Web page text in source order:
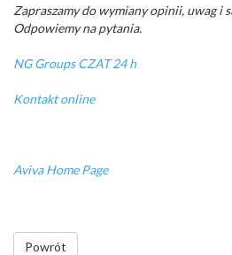
Zapraszamy do wymiany opinii, uwag i
Odpowiemy na pytania.
NG Groups CZAT 24 h
Kontakt online
Aviva Home Page
Powrót